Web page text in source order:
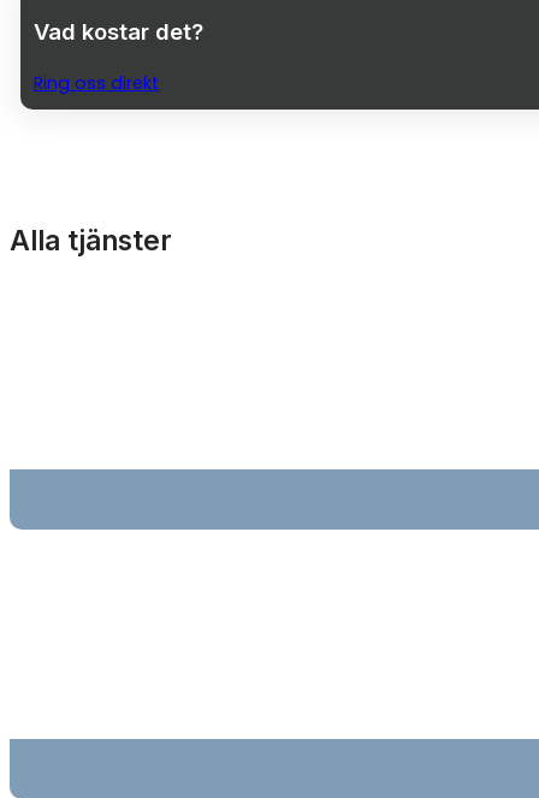
Vad kostar det?
Ring oss direkt
Alla tjänster